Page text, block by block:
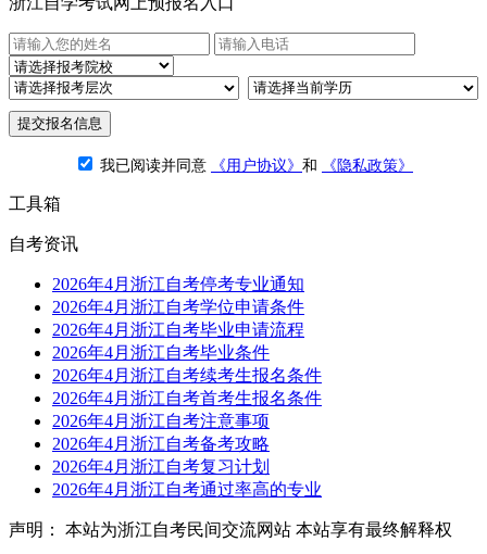
提交报名信息
我已阅读并同意 《用户协议》 和 《隐私政策》
工具箱
自考资讯
2026年4月浙江自考停考专业通知
2026年4月浙江自考学位申请条件
2026年4月浙江自考毕业申请流程
2026年4月浙江自考毕业条件
2026年4月浙江自考续考生报名条件
2026年4月浙江自考首考生报名条件
2026年4月浙江自考注意事项
2026年4月浙江自考备考攻略
2026年4月浙江自考复习计划
2026年4月浙江自考通过率高的专业
声明： 本站为浙江自考民间交流网站 本站享有最终解释权